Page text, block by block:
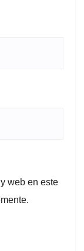
web en este